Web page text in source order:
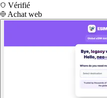
Vérifié
Achat web